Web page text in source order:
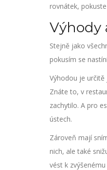
rovnátek,
Výhody
Stejně jako
pokusím se
Výhodou je
Znáte to, v
zachytilo. A pro
ústech.
Zároveň mají
nich, ale také
vést k